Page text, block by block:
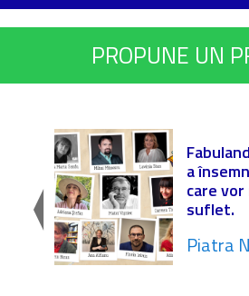
PROPUNE UN
a
care vor
suflet.
Piatra